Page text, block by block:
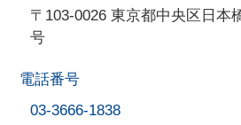
〒103-0026 東京都中央区日本
号
電話番号
03-3666-1838